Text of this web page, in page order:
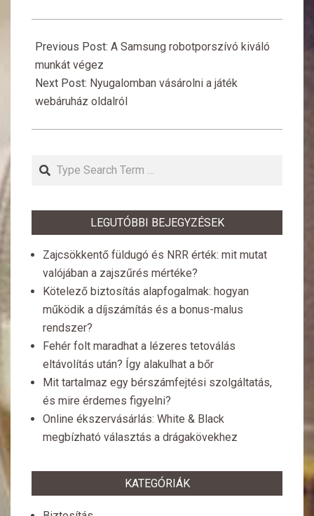
10-
21
Previous Post: A Samsung robotporszívó kiváló
munkát végez
Next Post: Nyugalomban vásárolni a játék
webáruház oldalról
Search
LEGUTÓBBI BEJEGYZÉSEK
Zajcsökkentő füldugó és NRR érték: mit mutat
valójában a zajszűrés mértéke?
Kötelező biztosítás alapfogalmak: hogyan
működik a díjszámítás és a bonus-malus
rendszer?
Fehér folt maradhat a lézeres tetoválás
eltávolítás után? Így alakulhat a bőr
Mit tartalmaz egy bérszámfejtési szolgáltatás,
és mire érdemes figyelni?
Online ékszervásárlás: White & Black
megbízható választás a drágakövekhez
KATEGÓRIÁK